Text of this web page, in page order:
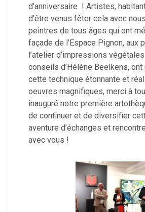
d’anniversaire ! Artistes,
d’être venus fêter cela avec
peintres de tous âges qui ont
façade de l’Espace Pignon, aux
l’atelier d’impressions
conseils d’Hélène Beelkens,
cette technique étonnante et
oeuvres magnifiques, merci à
inauguré notre première
de continuer et de diversifier
aventure d’échanges et
avec vous !